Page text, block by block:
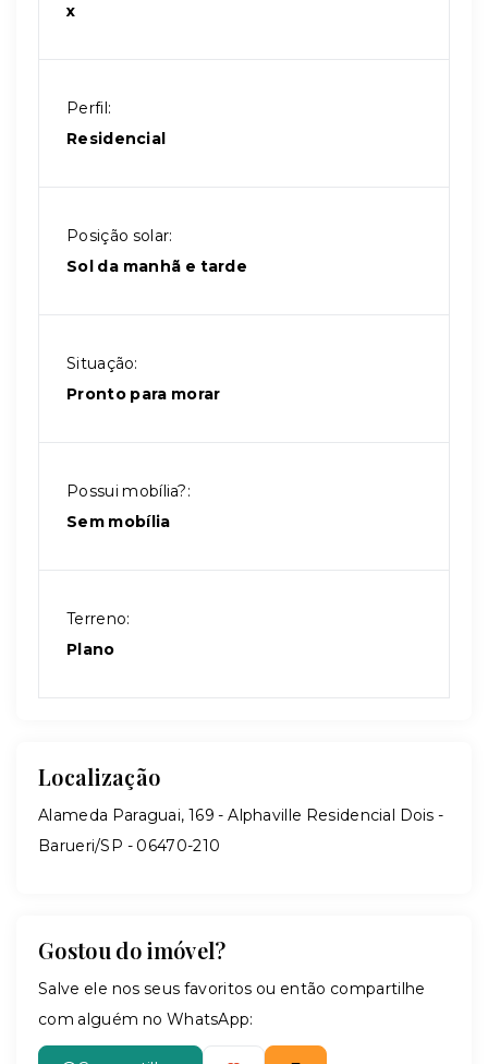
x
Perfil:
Residencial
Posição solar:
Sol da manhã e tarde
Situação:
Pronto para morar
Possui mobília?:
Sem mobília
Terreno:
Plano
Localização
Alameda Paraguai, 169 - Alphaville Residencial Dois -
Barueri/SP - 06470-210
Gostou do imóvel?
Salve ele nos seus favoritos ou então compartilhe
com alguém no WhatsApp: